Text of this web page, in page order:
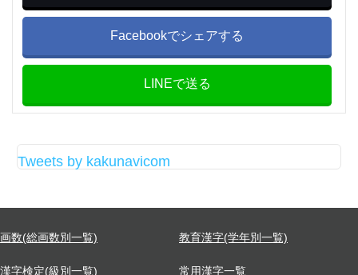
Facebookでシェアする
LINEで送る
Tweets by kakunavicom
画数(総画数別一覧) 教育漢字(学年別一覧)
漢字検定(級別一覧) 常用漢字一覧